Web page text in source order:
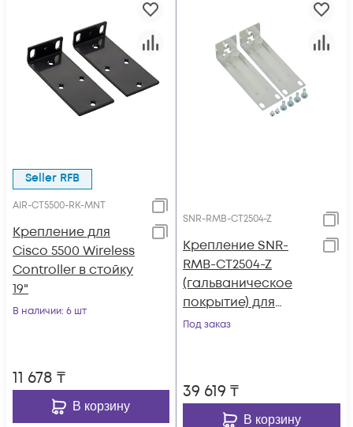
Seller RFB
AIR-CT5500-RK-MNT
Крепление для
Cisco 5500 Wireless
Controller в стойку
19"
В наличии: 6 шт
11 678 ₸
В корзину
SNR-RMB-CT2504-Z
Крепление SNR-
RMB-CT2504-Z
(гальваническое
покрытие) для
контроллеров
Под заказ
39 619 ₸
В корзину